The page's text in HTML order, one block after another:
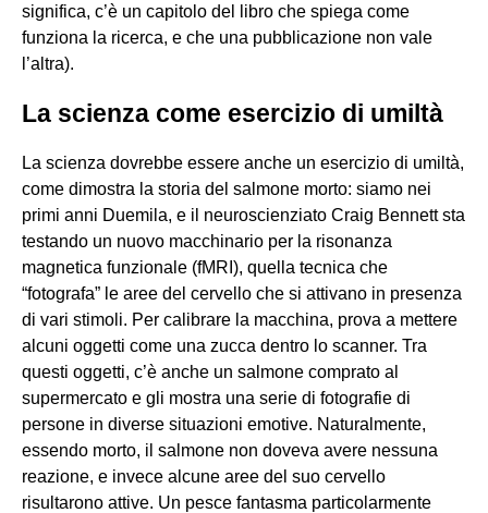
significa, c’è un capitolo del libro che spiega come
funziona la ricerca, e che una pubblicazione non vale
l’altra).
La scienza come esercizio di umiltà
La scienza dovrebbe essere anche un esercizio di umiltà,
come dimostra la storia del salmone morto: siamo nei
primi anni Duemila, e il neuroscienziato Craig Bennett sta
testando un nuovo macchinario per la risonanza
magnetica funzionale (fMRI), quella tecnica che
“fotografa” le aree del cervello che si attivano in presenza
di vari stimoli. Per calibrare la macchina, prova a mettere
alcuni oggetti come una zucca dentro lo scanner. Tra
questi oggetti, c’è anche un salmone comprato al
supermercato e gli mostra una serie di fotografie di
persone in diverse situazioni emotive. Naturalmente,
essendo morto, il salmone non doveva avere nessuna
reazione, e invece alcune aree del suo cervello
risultarono attive. Un pesce fantasma particolarmente